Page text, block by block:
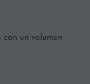
un volumen